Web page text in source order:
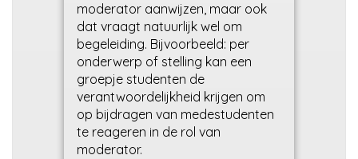
moderator aanwijzen, maar ook
dat vraagt natuurlijk wel om
begeleiding. Bijvoorbeeld: per
onderwerp of stelling kan een
groepje studenten de
verantwoordelijkheid krijgen om
op bijdragen van medestudenten
te reageren in de rol van
moderator.